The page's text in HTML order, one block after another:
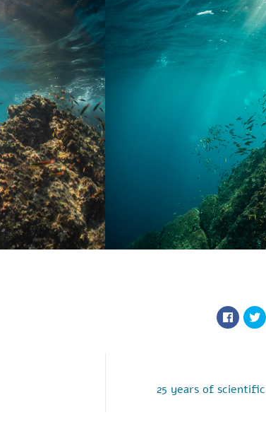
25 years of